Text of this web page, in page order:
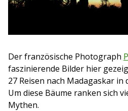
Der französische Photograph
faszinierende Bilder hier
27 Reisen nach Madagaskar in
Um diese Bäume ranken sich
Mythen.